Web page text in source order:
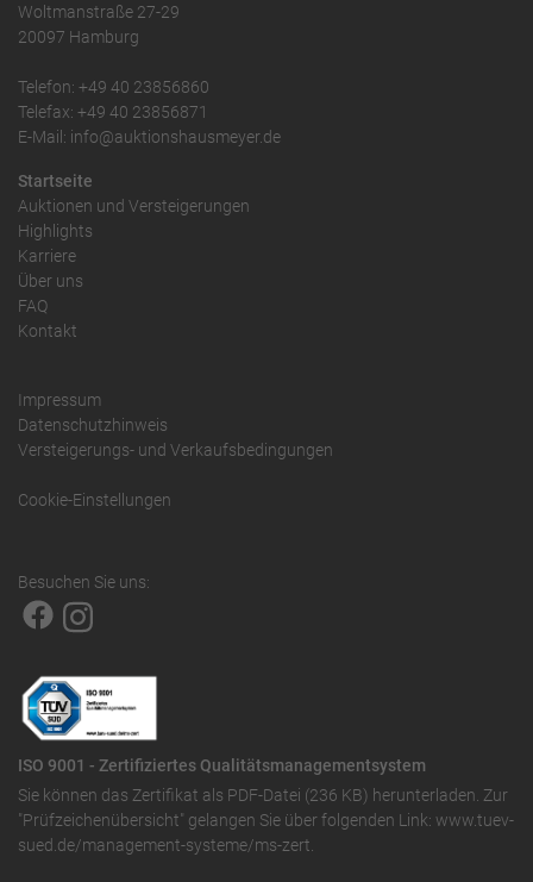
Woltmanstraße 27-29
20097 Hamburg
Telefon: +49 40 23856860
Telefax: +49 40 23856871
E-Mail: info@auktionshausmeyer.de
Startseite
Auktionen und Versteigerungen
Highlights
Karriere
Über uns
FAQ
Kontakt
Impressum
Datenschutzhinweis
Versteigerungs- und Verkaufsbedingungen
Cookie-Einstellungen
Besuchen Sie uns:
ISO 9001 - Zertifiziertes Qualitätsmanagementsystem
Sie können das Zertifikat als PDF-Datei (236 KB) herunterladen. Zur
"Prüfzeichenübersicht" gelangen Sie über folgenden Link: www.tuev-
sued.de/management-systeme/ms-zert